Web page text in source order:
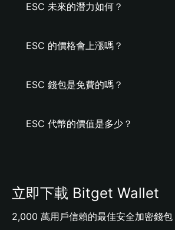
ESC 未來的潛力如何？
ESC 的價格會上漲嗎？
ESC 錢包是免費的嗎？
ESC 代幣的價值是多少？
立即下載 Bitget Wallet
2,000 萬用戶信賴的最佳安全加密錢包